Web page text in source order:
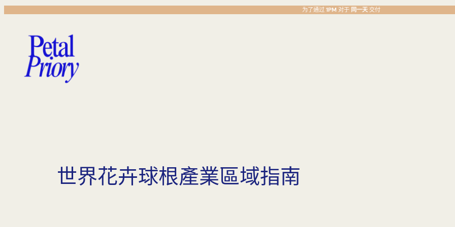
为了通过 1PM 对于 同一天 交付
世界花卉球根產業區域指南